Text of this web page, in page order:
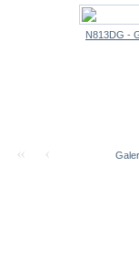
N813DG -